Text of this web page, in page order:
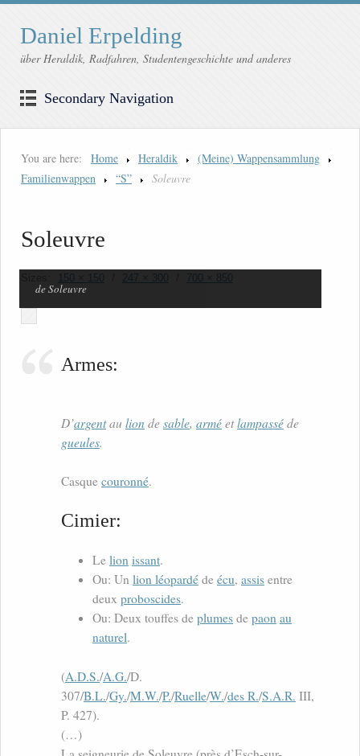
Daniel Erpelding
über Heraldik, Radfahren, Studentengeschichte und anderes
Secondary Navigation
You are here: Home Heraldik
(Meine) Wappensammlung
Familienwappen
“S” Soleuvre
Soleuvre
150 × 150 247 × 300 700 × 850
de Soleuvre
Armes:
D’argentau lion desable, arméetlampasséde
gueules.
Casque couronné.
Cimier:
Le lion issant.
Ou: Un lion léopardé de écu, assis entre
deux proboscides.
Ou: Deux touffes de plumes de paon au
naturel.
(A.D.S./A.G./D.
307/B.L./Gy./M.W./P./Ruelle/W./des R./S.A.R. III,
P. 427).
(…)